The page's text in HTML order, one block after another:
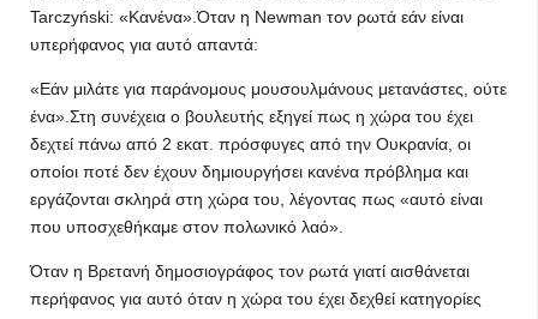
Tarczyński: «Κανένα».Όταν η Newman τον ρωτά εάν είναι
υπερήφανος για αυτό απαντά:
«Εάν μιλάτε για παράνομους μουσουλμάνους μετανάστες, ούτε
ένα».Στη συνέχεια ο βουλευτής εξηγεί πως η χώρα του έχει
δεχτεί πάνω από 2 εκατ. πρόσφυγες από την Ουκρανία, οι
οποίοι ποτέ δεν έχουν δημιουργήσει κανένα πρόβλημα και
εργάζονται σκληρά στη χώρα του, λέγοντας πως «αυτό είναι
που υποσχεθήκαμε στον πολωνικό λαό».
Όταν η Βρετανή δημοσιογράφος τον ρωτά γιατί αισθάνεται
περήφανος για αυτό όταν η χώρα του έχει δεχθεί κατηγορίες